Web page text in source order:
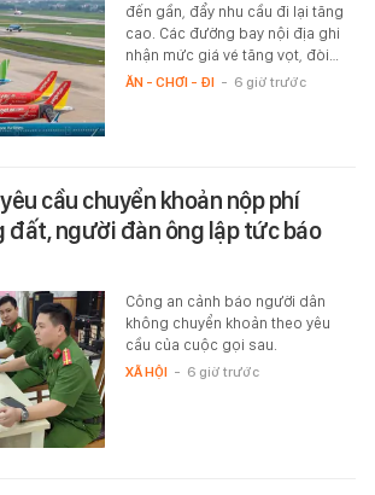
đến gần, đẩy nhu cầu đi lại tăng
cao. Các đường bay nội địa ghi
nhận mức giá vé tăng vọt, đòi…
ĂN - CHƠI - ĐI - 6 giờ trước
cầu chuyển khoản nộp phí
đất, người đàn ông lập tức báo
Công an cảnh báo người dân
không chuyển khoản theo yêu
cầu của cuộc gọi sau.
XÃ HỘI - 6 giờ trước